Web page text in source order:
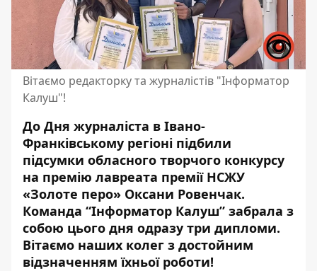
Вітаємо редакторку та журналістів "Інформатор
Калуш"!
До Дня журналіста в Івано-
Франківському регіоні підбили
підсумки обласного творчого конкурсу
на премію лавреата премії НСЖУ
«Золоте перо» Оксани Ровенчак.
Команда “Інформатор Калуш” забрала з
собою цього дня одразу три дипломи.
Вітаємо наших колег з достойним
відзначенням їхньої роботи!